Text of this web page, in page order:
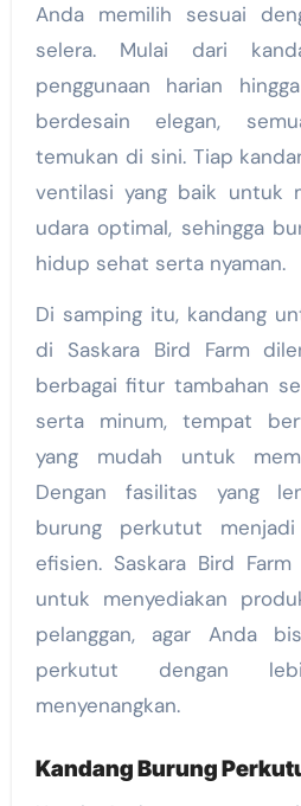
Anda memilih sesuai
selera. Mulai dari
penggunaan harian
berdesain elegan,
temukan di sini. Tiap
ventilasi yang baik untuk
udara optimal, sehingga
hidup sehat serta nyaman.
Di samping itu, kandang
di Saskara Bird Farm
berbagai fitur tambahan
serta minum, tempat
yang mudah untuk
Dengan fasilitas yang
burung perkutut
efisien. Saskara Bird
untuk menyediakan
pelanggan, agar Anda
perkutut dengan
menyenangkan.
Kandang Burung